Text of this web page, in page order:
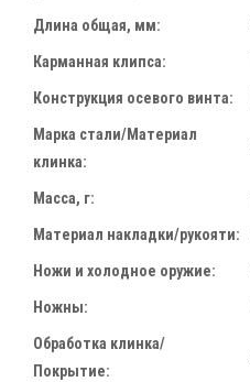
Длина общая, мм:
Карманная клипса:
Конструкция осевого винта:
Марка стали/Материал
клинка:
Масса, г:
Материал накладки/рукояти:
Ножи и холодное оружие:
Ножны:
Обработка клинка/
Покрытие: